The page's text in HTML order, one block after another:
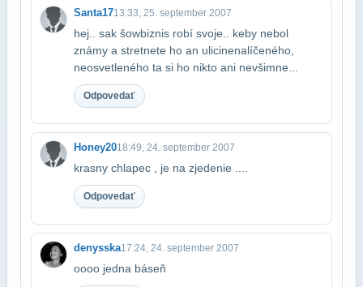
Santa1713:33, 25. september 2007
hej.. sak šowbiznis robí svoje.. keby nebol
známy a stretnete ho an ulici​nenalíčeného,
neosvetleného ta si ho nikto ani nevšimne...
Odpovedať
Honey2018:49, 24. september 2007
krasny chlapec , je na zjedenie ....
Odpovedať
denysska17:24, 24. september 2007
oooo jedna báseň